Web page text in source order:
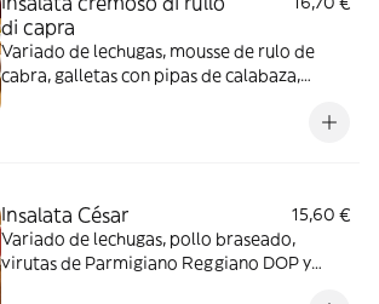
di capra
Variado de lechugas, mousse de rulo de
cabra, galletas con pipas de calabaza,
Insalata César
15,60 €
Variado de lechugas, pollo braseado,
virutas de Parmigiano Reggiano DOP y